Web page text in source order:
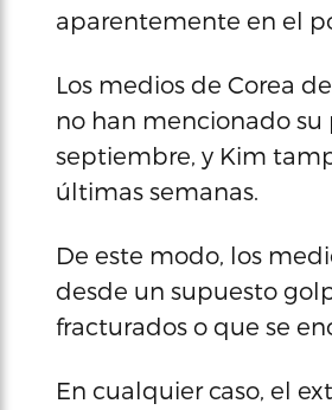
aparentemente en el
Los medios de Corea
no han mencionado
septiembre, y Kim
últimas semanas.
De este modo, los
desde un supuesto
fracturados o que se
En cualquier caso, el